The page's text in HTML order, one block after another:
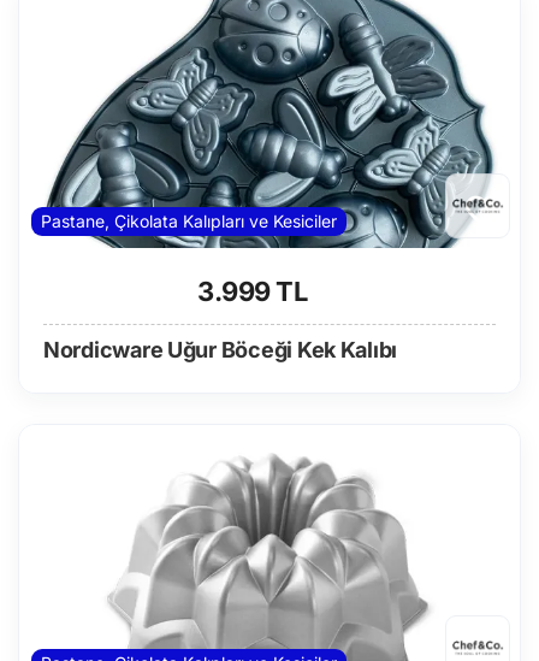
Pastane, Çikolata Kalıpları ve Kesiciler
3.999 TL
Nordicware Uğur Böceği Kek Kalıbı